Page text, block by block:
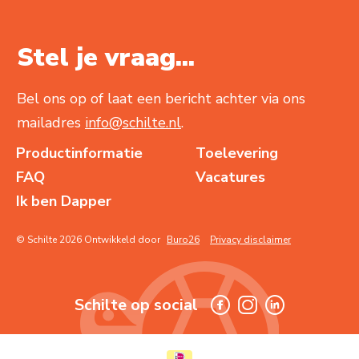
Stel je vraag...
Bel ons op of laat een bericht achter via ons
mailadres info@schilte.nl.
Productinformatie
Toelevering
FAQ
Vacatures
Ik ben Dapper
© Schilte 2026 Ontwikkeld door Buro26 Privacy disclaimer
Schilte op social